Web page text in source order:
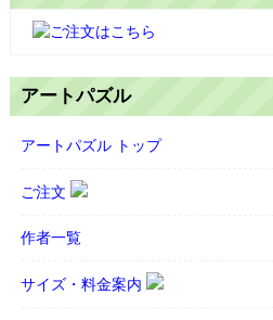
アートパズル
アートパズル トップ
ご注文
作者一覧
サイズ・料金案内